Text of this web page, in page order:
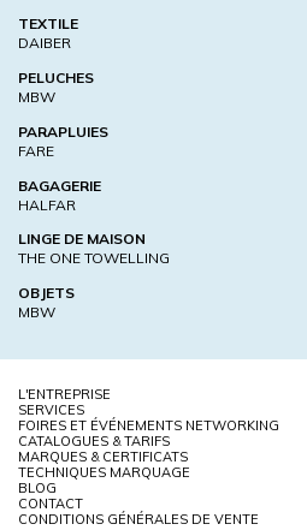
TEXTILE
DAIBER
PELUCHES
MBW
PARAPLUIES
FARE
BAGAGERIE
HALFAR
LINGE DE MAISON
THE ONE TOWELLING
OBJETS
MBW
L'ENTREPRISE
SERVICES
FOIRES ET ÉVÉNEMENTS NETWORKING
CATALOGUES & TARIFS
MARQUES & CERTIFICATS
TECHNIQUES MARQUAGE
BLOG
CONTACT
CONDITIONS GÉNÉRALES DE VENTE